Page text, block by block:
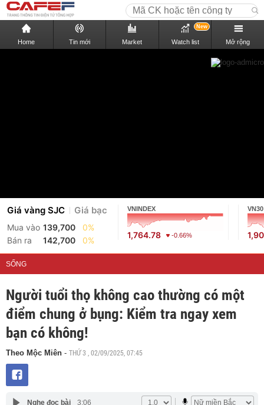
Home Tin mới Market Watch list
New
Mở rộng
Giá vàng SJC Giá bạc
Mua vào 139,700
0%
Bán ra
142,700 0%
VNINDEX
1,764.78 -0.66%
VN30
SỐNG
Người tuổi thọ không cao thường có một
điểm chung ở bụng: Kiểm tra ngay xem
bạn có không!
Theo Mộc Miên - THỨ 3 , 02/09/2025, 07:45
Nghe đọc bài 3:06